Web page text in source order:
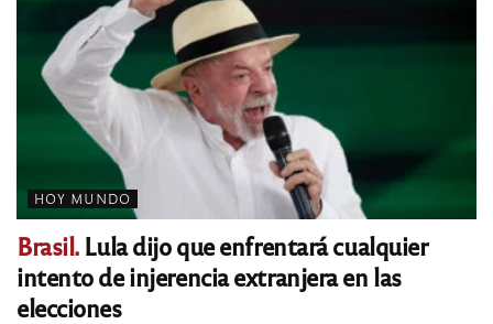
HOY MUNDO
Brasil.Lula dijo que enfrentará cualquier
intento de injerencia extranjera en las
elecciones